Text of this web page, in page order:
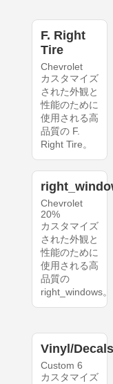
F. Right
Tire
Chevrolet
カスタマイズ
された外観と
性能のために
使用される高
品質の F.
Right Tire。
Chevrolet
20%
カスタマイズ
された外観と
性能のために
使用される高
品質の
right_windows。
Vinyl/Decals
Custom 6
カスタマイズ